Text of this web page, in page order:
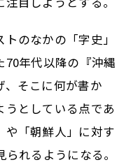
のなかの「字史」
年代以降の『沖縄
、そこに何が書か
としている点であ
や「朝鮮人」に対す
れるようになる。